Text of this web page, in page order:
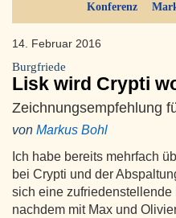
Konferenz
14. Februar 2016
Burgfriede
Lisk wird Crypti
Zeichnungsempfehlung
von Markus Bohl
Ich habe bereits mehrfach
bei Crypti und der
sich eine
nachdem mit Max und